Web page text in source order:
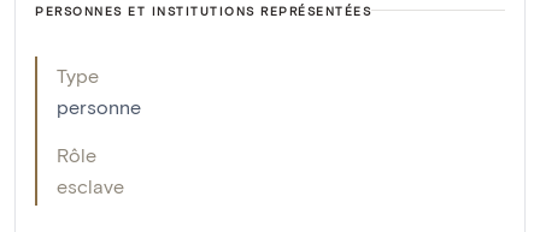
PERSONNES ET INSTITUTIONS REPRÉSENTÉES
Type
personne
Rôle
esclave